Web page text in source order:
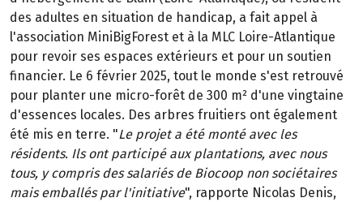
des adultes en situation de handicap, a fait appel à
l'association MiniBigForest et à la MLC Loire-Atlantique
pour revoir ses espaces extérieurs et pour un soutien
financier. Le 6 février 2025, tout le monde s'est retrouvé
pour planter une micro-forêt de 300 m² d'une vingtaine
d'essences locales. Des arbres fruitiers ont également
été mis en terre. "Le projet a été monté avec les
résidents. Ils ont participé aux plantations, avec nous
tous, y compris des salariés de Biocoop non sociétaires
mais emballés par l'initiative", rapporte Nicolas Denis,